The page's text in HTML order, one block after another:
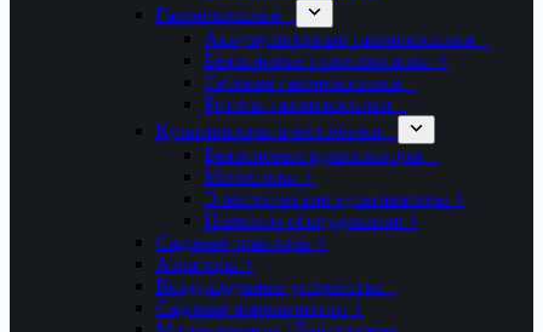
Газонокосилки +
Аккумуляторные газонокосилки +
Бензиновые газонокосилки +
Сетевые газонокосилки +
Рототы газонокосилки +
Культиваторы и мотоблоки +
Бензиновые культиваторы +
Мотоблоки +
Электрические культиваторы +
Навесное оборудование +
Садовые тракторы +
Аэраторы +
Воздуходувные устройства +
Садовые измельчители +